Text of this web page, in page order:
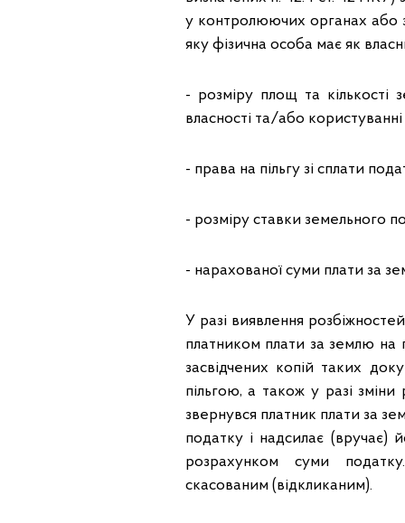
у контролюючих органах або
яку фізична особа має як
- розміру площ та кількості
власності та/або
- права на пільгу зі сплати
- розміру ставки земельного
- нарахованої суми плати за
У разі виявлення
платником плати за землю на
засвідчених копій таких
пільгою, а також у разі
звернувся платник плати за
податку і надсилає (вручає)
розрахунком суми
скасованим (відкликаним).